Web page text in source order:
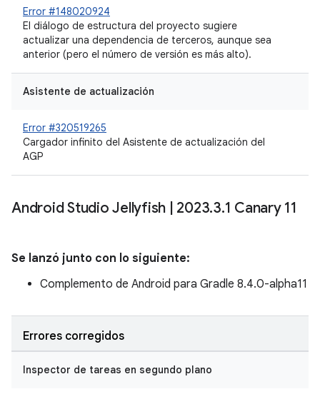
Error #148020924
El diálogo de estructura del proyecto sugiere
actualizar una dependencia de terceros, aunque sea
anterior (pero el número de versión es más alto).
Asistente de actualización
Error #320519265
Cargador infinito del Asistente de actualización del
AGP
Android Studio Jellyfish 2023.3.1 Canary 11
Se lanzó junto con lo siguiente:
Complemento de Android para Gradle 8.4.0-alpha11
Errores corregidos
Inspector de tareas en segundo plano